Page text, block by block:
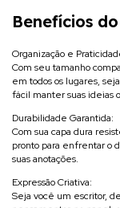
Benefícios
Organização e
Com seu tamanho
em todos os lugares,
fácil manter suas ideias
Durabilidade Garantida:
Com sua capa dura
pronto para enfrentar o
suas anotações.
Expressão Criativa:
Seja você um escritor,